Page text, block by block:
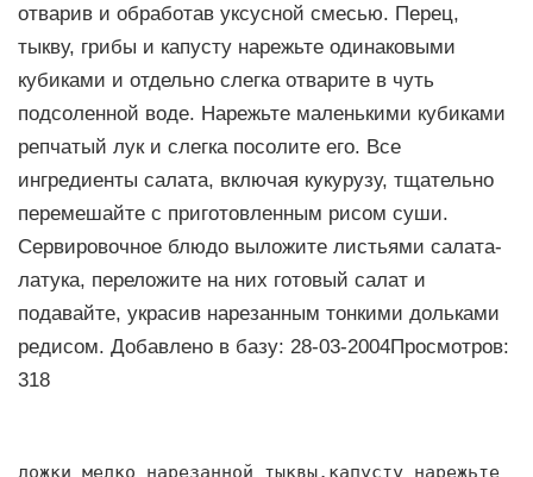
отварив и обработав уксусной смесью. Перец,
тыкву, грибы и капусту нарежьте одинаковыми
кубиками и отдельно слегка отварите в чуть
подсоленной воде. Нарежьте маленькими кубиками
репчатый лук и слегка посолите его. Все
ингредиенты салата, включая кукурузу, тщательно
перемешайте с приготовленным рисом суши.
Сервировочное блюдо выложите листьями салата-
латука, переложите на них готовый салат и
подавайте, украсив нарезанным тонкими дольками
редисом. Добавлено в базу: 28-03-2004Просмотров:
318
ложки мелко нарезанной тыквы,капусту нарежьте